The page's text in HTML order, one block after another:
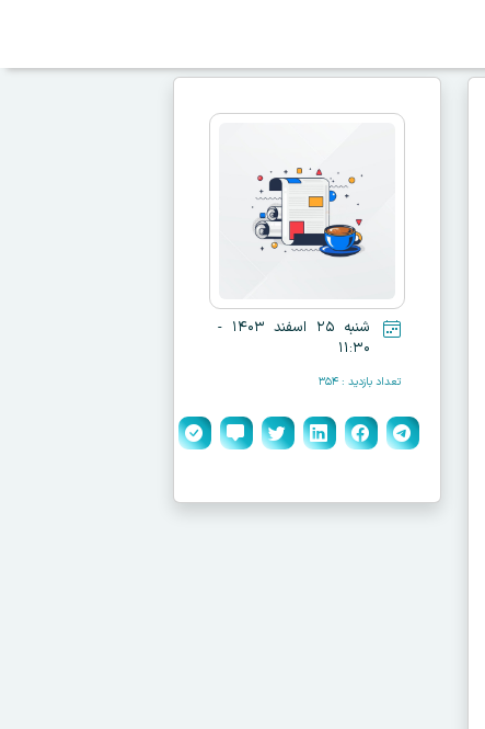
شنبه ۲۵ اسفند ۱۴۰۳ -
۱۱:۳۰
تعداد بازدید : ۳۵۴